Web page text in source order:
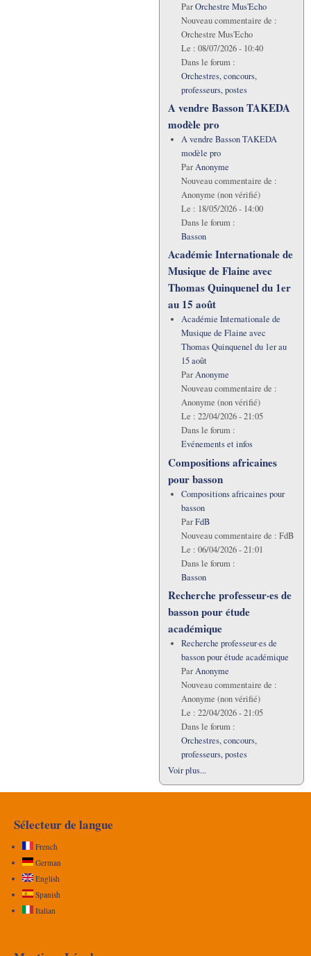
ParOrchestre Mus'Echo
Nouveau commentaire de :
Orchestre Mus'Echo
Le : 08/07/2026 - 10:40
Dans le forum :
Orchestres, concours,
professeurs, postes
A vendre Basson TAKEDA
modèle pro
A vendre Basson TAKEDA
modèle pro
ParAnonyme
Nouveau commentaire de :
Anonyme (non vérifié)
Le : 18/05/2026 - 14:00
Dans le forum :
Basson
Académie Internationale de
Musique de Flaine avec
Thomas Quinquenel du 1er
au 15 août
Académie Internationale de
Musique de Flaine avec
Thomas Quinquenel du 1er au
15 août
ParAnonyme
Nouveau commentaire de :
Anonyme (non vérifié)
Le : 22/04/2026 - 21:05
Dans le forum :
Evénements et infos
Compositions africaines
pour basson
Compositions africaines pour
basson
ParFdB
Nouveau commentaire de : FdB
Le : 06/04/2026 - 21:01
Dans le forum :
Basson
Recherche professeur·es de
basson pour étude
académique
Recherche professeur·es de
basson pour étude académique
ParAnonyme
Nouveau commentaire de :
Anonyme (non vérifié)
Le : 22/04/2026 - 21:05
Dans le forum :
Orchestres, concours,
professeurs, postes
Voir plus...
Sélecteur de langue
French
German
English
Spanish
Italian